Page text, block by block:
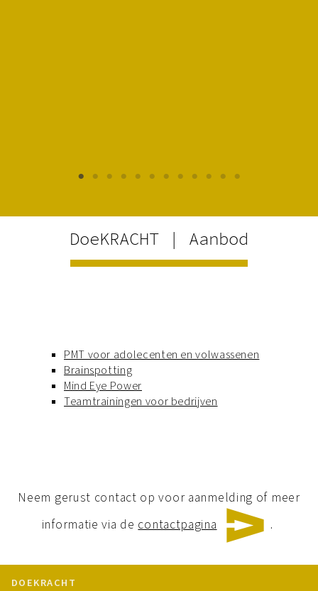
DoeKRACHT | Aanbod
PMT voor adolecenten en volwassenen
Brainspotting
Mind Eye Power
Teamtrainingen voor bedrijven
Neem gerust contact op voor aanmelding of meer
informatie via de contactpagina .
DOEKRACHT